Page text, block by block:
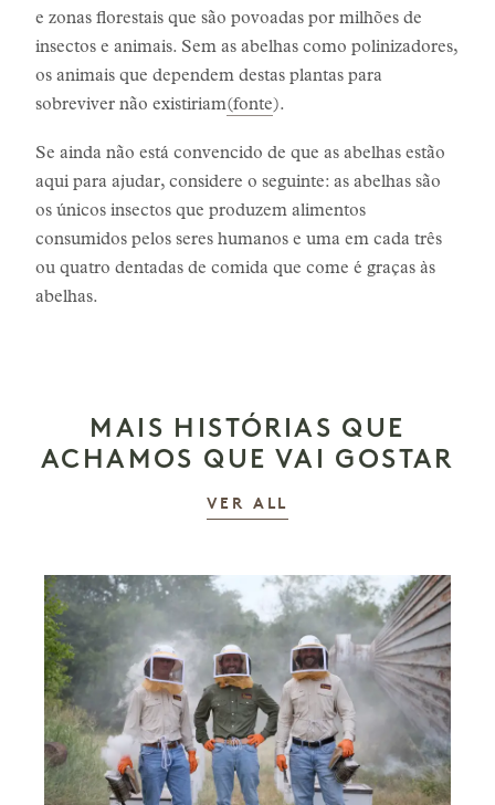
e zonas florestais que são povoadas por milhões de
insectos e animais. Sem as abelhas como polinizadores,
os animais que dependem destas plantas para
sobreviver não existiriam(fonte).
Se ainda não está convencido de que as abelhas estão
aqui para ajudar, considere o seguinte: as abelhas são
os únicos insectos que produzem alimentos
consumidos pelos seres humanos e uma em cada três
ou quatro dentadas de comida que come é graças às
abelhas.
MAIS HISTÓRIAS QUE
ACHAMOS QUE VAI GOSTAR
VER ALL